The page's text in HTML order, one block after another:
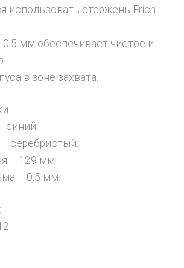
использовать стержень Erich
мм обеспечивает чистое и
в зоне захвата.
синий.
серебристый.
– 129 мм.
– 0,5 мм.